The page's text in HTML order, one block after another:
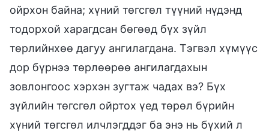
ойрхон байна; хүний төгсгөл түүний нүдэнд
тодорхой харагдсан бөгөөд бүх зүйл
төрлийнхөө дагуу ангилагдана. Тэгвэл хүмүүс
дор бүрнээ төрлөөрөө ангилагдахын
зовлонгоос хэрхэн зугтаж чадах вэ? Бүх
зүйлийн төгсгөл ойртох үед төрөл бүрийн
хүний төгсгөл илчлэгддэг ба энэ нь бүхий л